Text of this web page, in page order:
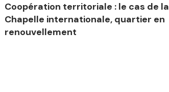
Coopération territoriale : le cas de la
Chapelle internationale, quartier en
renouvellement